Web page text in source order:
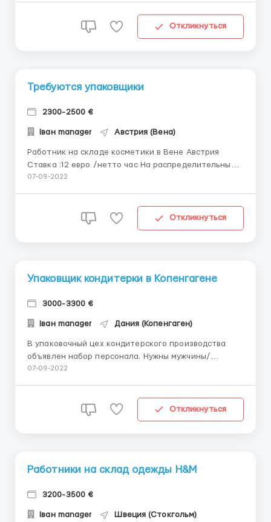
отделах, таких...
Откликнуться
Требуются упаковщики
2300-2500 €
Іван manager Австрия (Вена)
Работник на складе косметики в Вене Австрия
Ставка :12 евро /нетто час На распределительный
склад косметики требуются рабочие. Австрия. В
накладными, комплектация товара, логистика,
07-09-2022
Откликнуться
Упаковщик кондитерки в Копенгагене
3000-3300 €
Іван manager Дания (Копенгаген)
В упаковочный цех кондитерского производства
объявлен набор персонала. Нужны мужчины/
женщины до 55 лет. В обязанности входит: в
работы 5-6 дней в неделю по 8-10 часов в день.
07-09-2022
Откликнуться
Работники на склад одежды H&M
3200-3500 €
Іван manager Швеция (Стокгольм)